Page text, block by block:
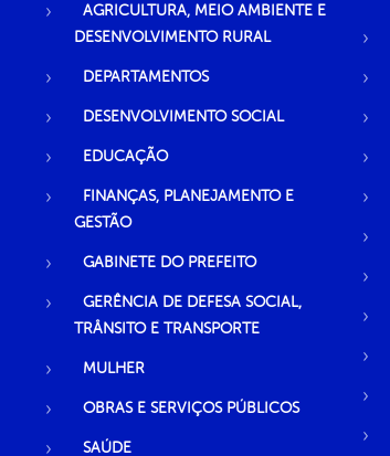
AGRICULTURA, MEIO AMBIENTE E
DESENVOLVIMENTO RURAL
DEPARTAMENTOS
DESENVOLVIMENTO SOCIAL
EDUCAÇÃO
FINANÇAS, PLANEJAMENTO E
GESTÃO
GABINETE DO PREFEITO
GERÊNCIA DE DEFESA SOCIAL,
TRÂNSITO E TRANSPORTE
MULHER
OBRAS E SERVIÇOS PÚBLICOS
SAÚDE